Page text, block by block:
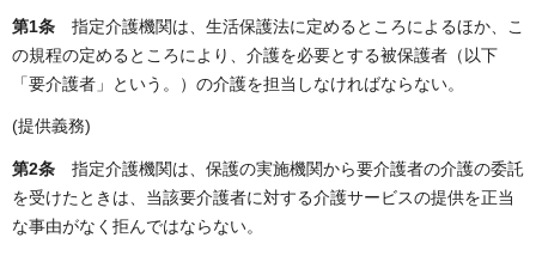
第1条 指定介護機関は、生活保護法に定めるところによるほか、こ
の規程の定めるところにより、介護を必要とする被保護者（以下
「要介護者」という。）の介護を担当しなければならない。
(提供義務)
第2条 指定介護機関は、保護の実施機関から要介護者の介護の委託
を受けたときは、当該要介護者に対する介護サービスの提供を正当
な事由がなく拒んではならない。